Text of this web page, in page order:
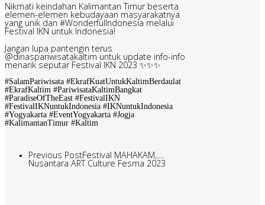
Nikmati keindahan Kalimantan Timur beserta
elemen-elemen kebudayaan masyarakatnya
yang unik dan #WonderfulIndonesia melalui
Festival IKN untuk Indonesia!
Jangan lupa pantengin terus
@dinaspariwisatakaltim untuk update info-info
menarik seputar Festival IKN 2023 ✨✨✨
#SalamPariwisata #EkrafKuatUntukKaltimBerdaulat
#EkrafKaltim #PariwisataKaltimBangkat
#ParadiseOfTheEast #FestivalIKN
#FestivalIKNuntukIndonesia #IKNuntukIndonesia
#Yogyakarta #EventYogyakarta #Jogja
#KalimantanTimur #Kaltim
Previous PostFestival MAHAKAM,....
Nusantara ART Culture Fesma 2023